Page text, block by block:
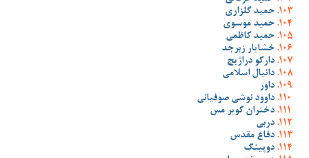
حمید گلزاری
حمید موسوی
حمید کاظمی
خشایار زبرجد
دارکو دراژیچ
دانیال اسلامی
داور
داوود نوشی صوفیانی
دختران کویر مس
دربی
دفاع مقدس
دوپینگ